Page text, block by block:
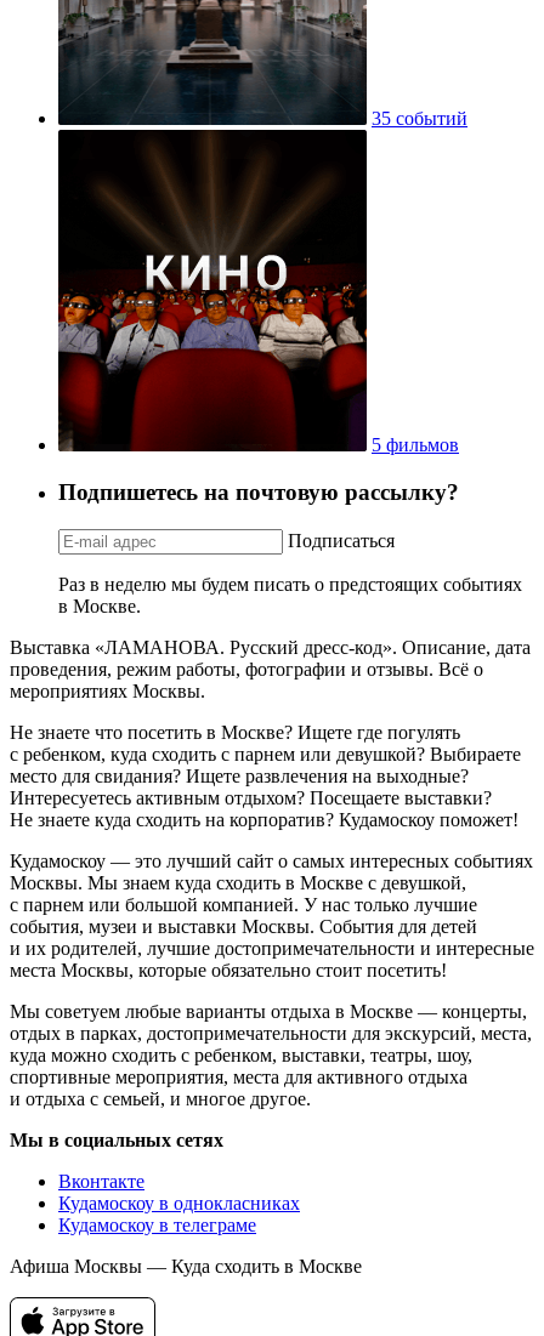
35 событий
5 фильмов
Подпишетесь на почтовую рассылку?
Подписаться
Раз в неделю мы будем писать о предстоящих событиях
в Москве.
Выставка «ЛАМАНОВА. Русский дресс-код». Описание, дата
проведения, режим работы, фотографии и отзывы. Всё о
мероприятиях Москвы.
Не знаете что посетить в Москве? Ищете где погулять
с ребенком, куда сходить с парнем или девушкой? Выбираете
место для свидания? Ищете развлечения на выходные?
Интересуетесь активным отдыхом? Посещаете выставки?
Не знаете куда сходить на корпоратив? Кудамоскоу поможет!
Кудамоскоу — это лучший сайт о самых интересных событиях
Москвы. Мы знаем куда сходить в Москве с девушкой,
с парнем или большой компанией. У нас только лучшие
события, музеи и выставки Москвы. События для детей
и их родителей, лучшие достопримечательности и интересные
места Москвы, которые обязательно стоит посетить!
Мы советуем любые варианты отдыха в Москве — концерты,
отдых в парках, достопримечательности для экскурсий, места,
куда можно сходить с ребенком, выставки, театры, шоу,
спортивные мероприятия, места для активного отдыха
и отдыха с семьей, и многое другое.
Мы в социальных сетях
Вконтакте
Кудамоскоу в однокласниках
Кудамоскоу в телеграме
Афиша Москвы — Куда сходить в Москве